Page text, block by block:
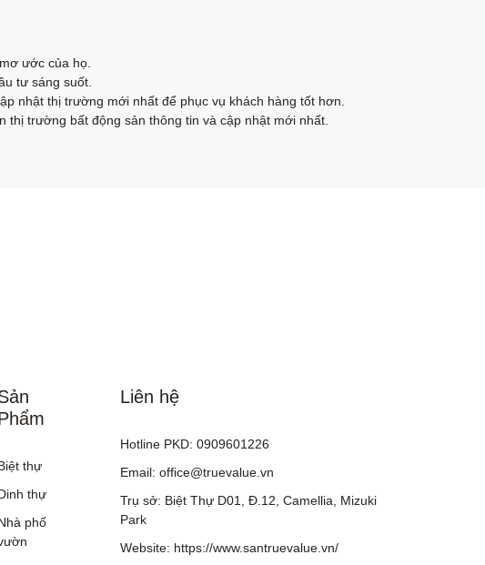
ước của họ.
tư sáng suốt.
nhật thị trường mới nhất để phục vụ khách hàng tốt hơn.
thị trường bất động sản thông tin và cập nhật mới nhất.
thự
thự
phố
Liên hệ
Hotline PKD: 0909601226
Email: office@truevalue.vn
Trụ sở: Biệt Thự D01, Đ.12, Camellia, Mizuki
Park
Website: https://www.santruevalue.vn/